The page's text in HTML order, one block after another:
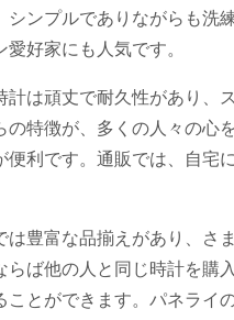
シンプルでありながらも洗
好家にも人気です。
計は頑丈で耐久性があり、
の特徴が、多くの人々の心
便利です。通販では、自宅
は豊富な品揃えがあり、さ
らば他の人と同じ時計を購
ことができます。パネライ